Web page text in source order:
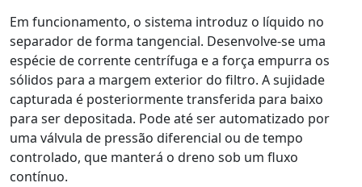
Em funcionamento, o sistema introduz o líquido no
separador de forma tangencial. Desenvolve-se uma
espécie de corrente centrífuga e a força empurra os
sólidos para a margem exterior do filtro. A sujidade
capturada é posteriormente transferida para baixo
para ser depositada. Pode até ser automatizado por
uma válvula de pressão diferencial ou de tempo
controlado, que manterá o dreno sob um fluxo
contínuo.